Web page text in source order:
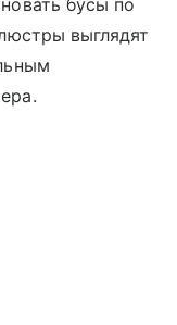
бусы по
выглядят